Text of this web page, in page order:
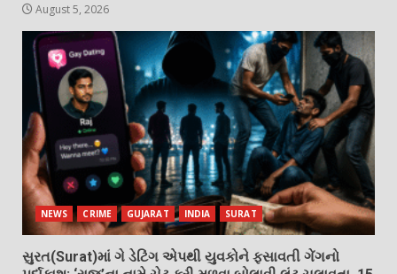
August 5, 2026
NEWS CRIME GUJARAT INDIA SURAT
સુરત(Surat)માં ગે ડેટિંગ એપથી યુવકોને ફસાવતી ગેંગનો